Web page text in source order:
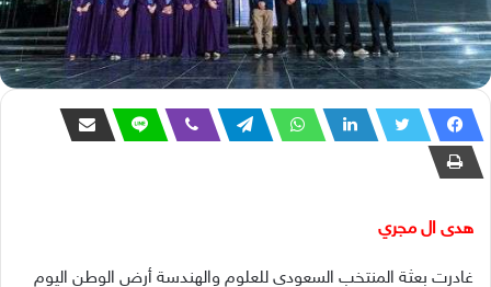
هدى ال مجري
غادرت بعثة المنتخب السعودي للعلوم والهندسة أرض الوطن اليوم